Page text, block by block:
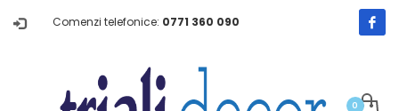
Comenzi telefonice: 0771 360 090